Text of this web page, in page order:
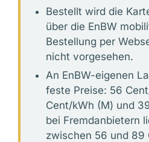
Bestellt wird die
über die EnBW
Bestellung per
nicht vorgesehen.
An EnBW-eigenen
feste Preise: 56
Cent/kWh (M) und
bei Fremdanbietern
zwischen 56 und 89